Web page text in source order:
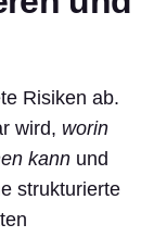
Risiken ab.
wird, worin
kann und
strukturierte